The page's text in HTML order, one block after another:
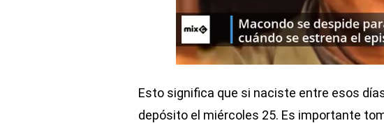
Esto significa que si naciste entre esos
depósito el miércoles 25. Es importante